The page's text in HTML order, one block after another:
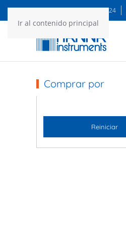
Ir al contenido principal
WA: 99935 1624
Comprar por
Reiniciar